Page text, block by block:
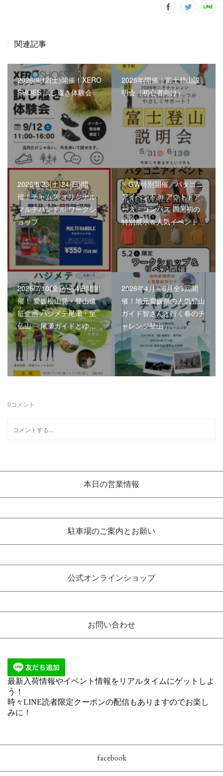
関連記事
2026/9/12(土)開催！XERO
SHOES 試し履き体験会
2026年開催｜富士登山説
明会（初心者向け）
2026/5/23(土)24(日)開
催！チャムス オリジナル
マルチハンドル ワークシ
ョップ
＼GW特別開催／パタゴニ
アイベント in アウトドア
ーズ・コンパス 四国初の
特別展示＆人気イベント…
2026/7/10(金)から4日間開
催！ 愛媛松山発・登山遠
征企画 ハジメテ尾瀬・至
仏山 －尾瀬ガイドとゆ…
2026年4月～6月全3回開
催！地元愛媛県の人気登山
ガイド智さんと行く春のチ
ャレンジ登山
0コメント
本日の営業情報
駐車場のご案内とお願い
公式オンラインショップ
お問い合わせ
facebook